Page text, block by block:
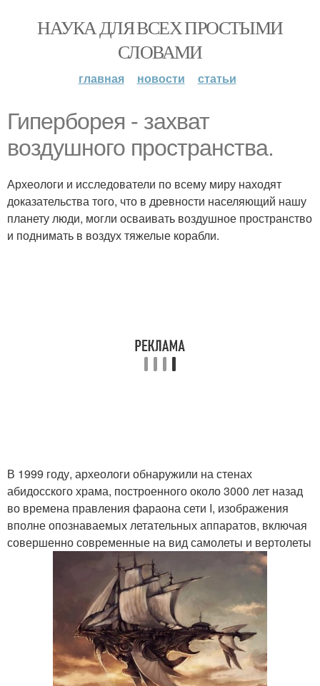
НАУКА ДЛЯ ВСЕХ ПРОСТЫМИ
СЛОВАМИ
главная новости статьи
Гиперборея - захват
воздушного пространства.
Археологи и исследователи по всему миру находят
доказательства того, что в древности населяющий нашу
планету люди, могли осваивать воздушное пространство
и поднимать в воздух тяжелые корабли.
В 1999 году, археологи обнаружили на стенах
абидосского храма, построенного около 3000 лет назад
во времена правления фараона сети I, изображения
вполне опознаваемых летательных аппаратов, включая
совершенно современные на вид самолеты и вертолеты